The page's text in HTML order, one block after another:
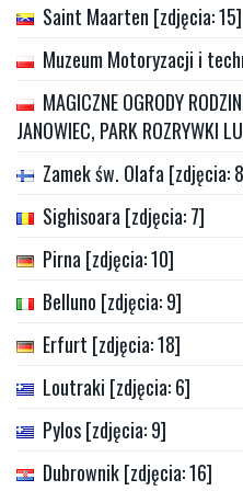
Saint Maarten [zdjęcia: 15]
Muzeum Motoryzacji i
MAGICZNE OGRODY
JANOWIEC, PARK ROZRYWKI
Zamek św. Olafa [zdjęcia:
Sighisoara [zdjęcia: 7]
Pirna [zdjęcia: 10]
Belluno [zdjęcia: 9]
Erfurt [zdjęcia: 18]
Loutraki [zdjęcia: 6]
Pylos [zdjęcia: 9]
Dubrownik [zdjęcia: 16]